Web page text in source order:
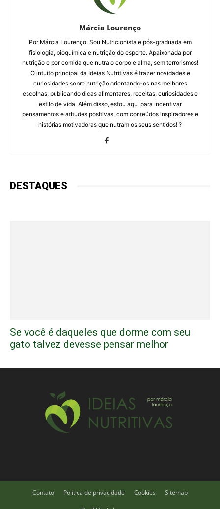
Márcia Lourenço
Por Márcia Lourenço. Sou Nutricionista e pós-graduada em
fisiologia, bioquímica e nutrição do esporte. Apaixonada por
nutrição e por comida que nutra o corpo e alma, sem terrorismos!
O intuito principal da Ideias Nutritivas é trazer novidades e
curiosidades sobre nutrição orientando-os nas melhores
escolhas, publicando dicas alimentares, receitas, curiosidades e
estilo de vida. Além disso, estou aqui para incentivar
pensamentos e atitudes positivas, com conteúdos inspiradores e
histórias motivadoras que nutram os seus sentidos! ?
DESTAQUES
Se você é daqueles que dorme com seu
gato talvez devesse pensar melhor
Contato Política de privacidade Cookies Sitemap